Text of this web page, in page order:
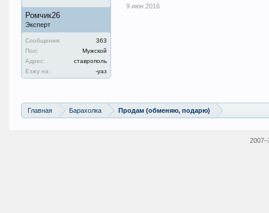
Ромчик26
Эксперт
Сообщения:
363
Пол:
Мужской
Адрес:
ставрополь
Езжу на:
-уаз
9 июн 2016
Главная Барахолка Продам (обменяю, подарю)
2007–